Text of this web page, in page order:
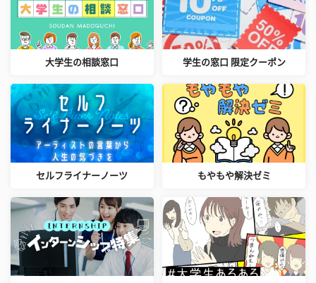
大学生の相談窓口 学生の窓口 限定クーポン
セルフライナーノーツ もやもや解決ゼミ